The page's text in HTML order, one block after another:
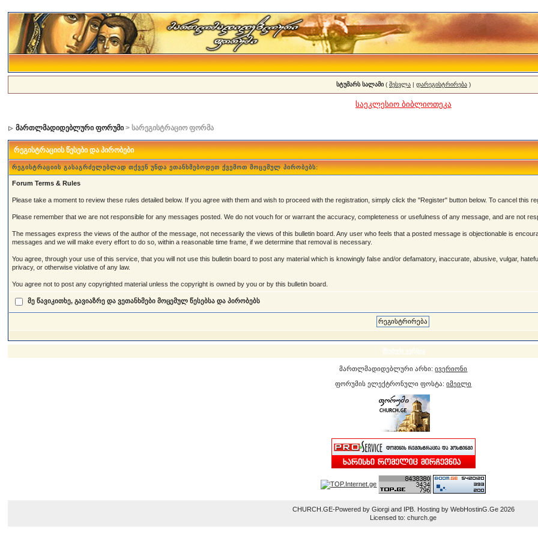
სტუმარს სალამი( შესვლა| დარეგისტრირება)
საეკლესიო ბიბლიოთეკა
მართლმადიდებლური ფორუმი > სარეგისტრაციო ფორმა
რეგისტრაციის წესები და პირობები
რეგისტრაციის გასაგრძელებლად თქვენ უნდა ეთანხმებოდეთ ქვემოთ მოცემულ პირობებს:
Forum Terms & Rules
Please take a moment to review these rules detailed below. If you agree with them and wish to proceed with the registration, simply click the "Register" button below. To cancel this
Please remember that we are not responsible for any messages posted. We do not vouch for or warrant the accuracy, completeness or usefulness of any message, and are not
The messages express the views of the author of the message, not necessarily the views of this bulletin board. Any user who feels that a posted message is objectionable is
messages and we will make every effort to do so, within a reasonable time frame, if we determine that removal is necessary.
You agree, through your use of this service, that you will not use this bulletin board to post any material which is knowingly false and/or defamatory, inaccurate, abusive, vulgar,
privacy, or otherwise violative of any law.
You agree not to post any copyrighted material unless the copyright is owned by you or by this bulletin board.
მე წავიკითხე, გავიაზრე და ვეთანხმები მოცემულ წესებსა და პირობებს
მსუბუქი ვერსია
მართლმადიდებლური არხი:ივერიონი
ფორუმის ელექტრონული ფოსტა:იმეილი
CHURCH.GE-Powered by Giorgi and IPB. Hosting by WebHostinG.Ge 2026
Licensed to: church.ge